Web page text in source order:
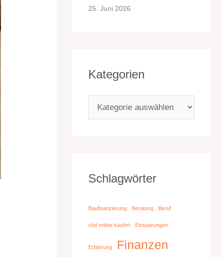
25. Juni 2026
Kategorien
Schlagwörter
Baufinanzierung Beratung Beruf
cbd online kaufen Einsparungen
Erfahrung Finanzen